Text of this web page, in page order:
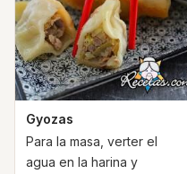
Gyozas
Para la masa, verter el
agua en la harina y